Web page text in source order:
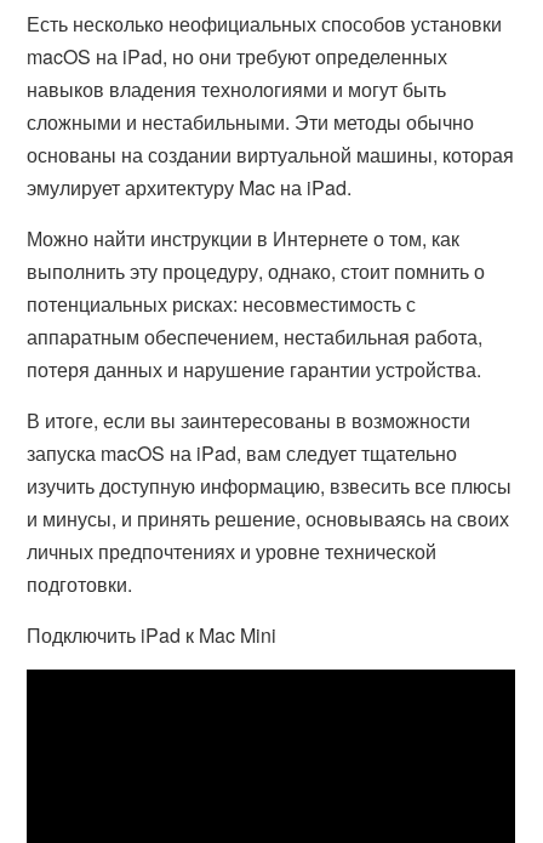
Есть несколько неофициальных способов установки
macOS на iPad, но они требуют определенных
навыков владения технологиями и могут быть
сложными и нестабильными. Эти методы обычно
основаны на создании виртуальной машины, которая
эмулирует архитектуру Mac на iPad.
Можно найти инструкции в Интернете о том, как
выполнить эту процедуру, однако, стоит помнить о
потенциальных рисках: несовместимость с
аппаратным обеспечением, нестабильная работа,
потеря данных и нарушение гарантии устройства.
В итоге, если вы заинтересованы в возможности
запуска macOS на iPad, вам следует тщательно
изучить доступную информацию, взвесить все плюсы
и минусы, и принять решение, основываясь на своих
личных предпочтениях и уровне технической
подготовки.
Подключить iPad к Mac Mini